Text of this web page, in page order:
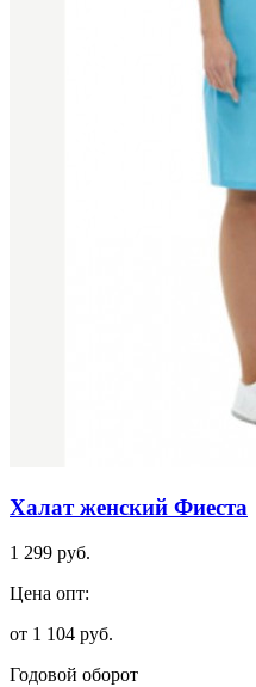
Халат женский Фиеста
1 299 руб.
Цена опт:
от 1 104 руб.
Годовой оборот